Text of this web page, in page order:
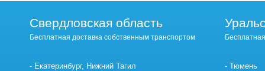
Свердловская область
Бесплатная доставка собственным транспортом
Екатеринбург, Нижний Тагил
Тюмень